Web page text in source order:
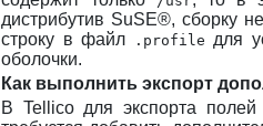
дистрибутив SuSE®, сборку
строку в файл
.profile для
оболочки.
Как выполнить экспорт
В Tellicoдля экспорта полей